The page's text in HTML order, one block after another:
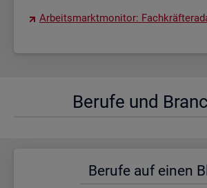
Ar­beits­markt­mo­ni­tor:
Be­ru­fe und
Be­ru­fe auf einen